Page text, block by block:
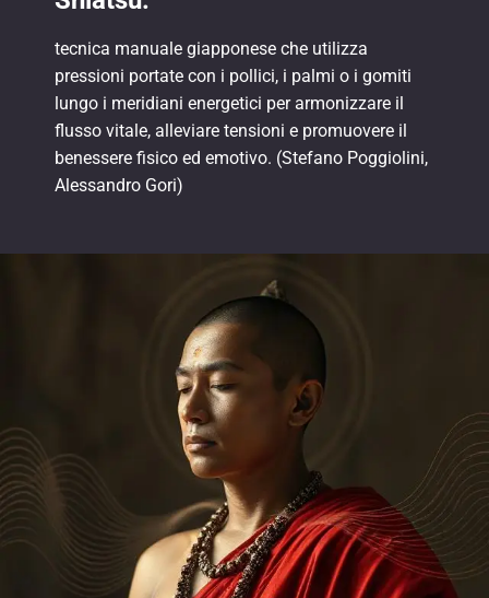
tecnica manuale giapponese che utilizza
pressioni portate con i pollici, i palmi o i gomiti
lungo i meridiani energetici per armonizzare il
flusso vitale, alleviare tensioni e promuovere il
benessere fisico ed emotivo. (Stefano Poggiolini,
Alessandro Gori)